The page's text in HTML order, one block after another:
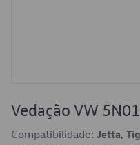
Vedação VW
Compatibilidade: Jetta,